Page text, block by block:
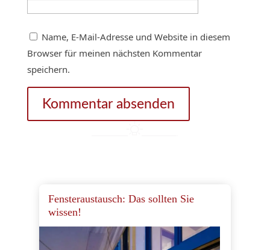
Name, E-Mail-Adresse und Website in diesem
Browser für meinen nächsten Kommentar
speichern.
Fensteraustausch: Das sollten Sie
wissen!